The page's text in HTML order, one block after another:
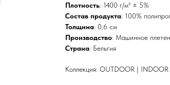
Плотность: 1400 г/м² ± 5%
Состав продукта: 100%
Толщина: 0,6 см
Производство: Машинное
Страна: Бельгия
Коллекция: OUTDOOR | INDOOR